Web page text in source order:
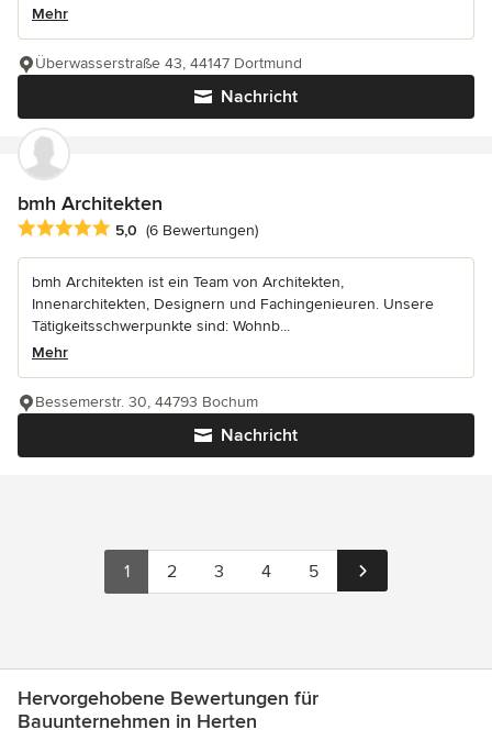
Mehr
Nachricht
Überwasserstraße 43, 44147 Dortmund
bmh Architekten
Durchschnittliche Bewertung: 5 von 5 Sternen
5,0 (6 Bewertungen)
bmh Architekten ist ein Team von Architekten,
Innenarchitekten, Designern und Fachingenieuren. Unsere
Tätigkeitsschwerpunkte sind: Wohnb...
Mehr
Nachricht
Bessemerstr. 30, 44793 Bochum
1 2 3 4 5
Hervorgehobene Bewertungen für
Bauunternehmen in Herten